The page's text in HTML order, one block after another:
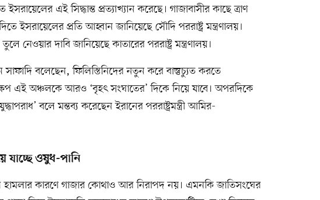
এই সিদ্ধান্ত প্রত্যাখ্যান করেছে। গাজাবাসীর কাছে ত্রাণ
ইসরায়েলের প্রতি আহ্বান জানিয়েছে সৌদি পররাষ্ট্র মন্ত্রণালয়।
নেওয়ার দাবি জানিয়েছে কাতারের পররাষ্ট্র মন্ত্রণালয়।
সাফাদি বলেছেন, ফিলিস্তিনিদের নতুন করে বাস্তুচ্যুত করতে
এই অঞ্চলকে আরও ‘বৃহৎ সংঘাতের’ দিকে নিয়ে যাবে। অপরদিকে
বলে মন্তব্য করেছেন ইরানের পররাষ্ট্রমন্ত্রী আমির-
যাচ্ছে ওষুধ-পানি
কারণে গাজার কোথাও আর নিরাপদ নয়। এমনকি জাতিসংঘের